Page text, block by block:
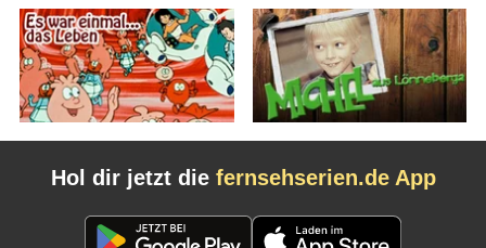
Hol dir jetzt die fernsehserien.de App